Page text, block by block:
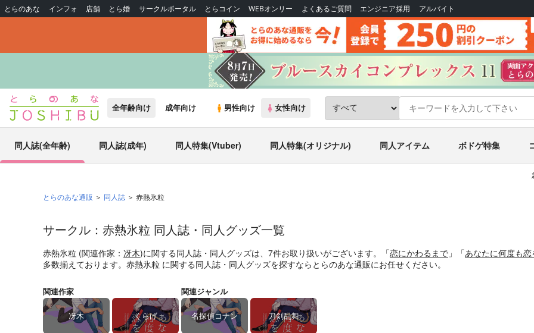
とらのあな インフォ 店舗 とら婚 サークルポータル とらコイン WEBオンリー よくあるご質問 エンジニア採用 アルバイト
全年齢向け 成年向け 男性向け 女性向け
同人誌(全年齢) 同人誌(成年) 同人特集(Vtuber) 同人特集(オリジナル) 同人アイテム ボドゲ特集
とらのあな通販 同人誌 赤熱氷粒
サークル：赤熱氷粒 同人誌・同人グッズ一覧
赤熱氷粒 (関連作家： 冴木)に関する同人誌・同人グッズは、7件お取り扱いがございます。「恋にかわるまで 」「あなたに何度も
多数揃えております。赤熱氷粒 に関する同人誌・同人グッズを探すならとらのあな通販にお任せください。
関連作家
冴木 くらげ
関連ジャンル
名探偵コナン 刀剣乱舞